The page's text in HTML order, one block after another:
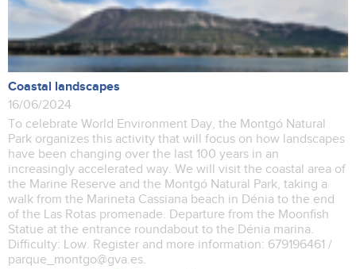
Coastal landscapes
16/06/2024
To celebrate World Environment Day, the Montgó Natural
Park organizes this activity that will focus on how landscapes
have been changing over the last 100 years in an
increasingly accelerated way. We will visit the coastal area of
​​the Marine Reserve and the Montgó Natural Park, taking a
walk from the Marineta Cassiana beach in Dénia to the end
of the Las Rotas promenade. Departure from the Moonfish
Statue at the entrance roundabout to the Dénia marina.
Difficulty: Low. Register and more information: 679196461 /
parque_montgo@gva.es.